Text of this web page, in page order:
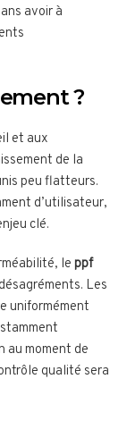
avoir à
?
et aux
de la
peu flatteurs.
d’utilisateur,
clé.
le ppf
Les
uniformément
au moment de
qualité sera